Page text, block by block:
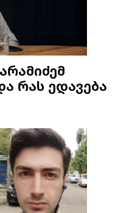
რას ედავება